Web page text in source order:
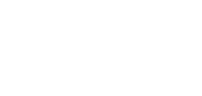
baru berbelanja di aplikasi